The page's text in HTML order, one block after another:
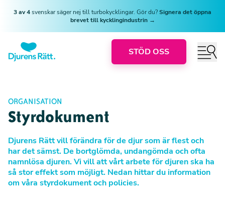
3 av 4svenskar säger nej till turbokycklingar. Gör du?Signera det öppna
brevet till kycklingindustrin →
STÖD OSS
ORGANISATION
Styrdokument
Djurens Rätt vill förändra för de djur som är flest och
har det sämst. De bortglömda, undangömda och ofta
namnlösa djuren. Vi vill att vårt arbete för djuren ska ha
så stor effekt som möjligt. Nedan hittar du information
om våra styrdokument och policies.